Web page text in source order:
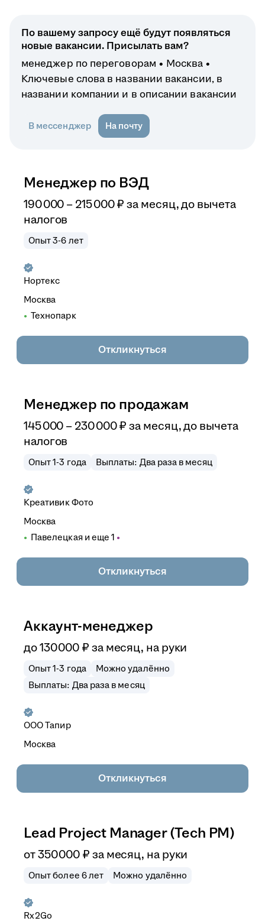
По вашему запросу ещё будут появляться
новые вакансии. Присылать вам?
менеджер по переговорам
Москва
Ключевые слова в названии вакансии, в
названии компании и в описании вакансии
В мессенджер На почту
Менеджер по ВЭД
190 000 – 215 000₽ за месяц,до вычета
налогов
Опыт 3-6 лет
Нортекс
Москва
Технопарк
Откликнуться
Менеджер по продажам
145 000 – 230 000₽ за месяц,до вычета
налогов
Опыт 1-3 года Выплаты: Два раза в месяц
Креативик Фото
Москва
Павелецкая и еще 1
Откликнуться
Аккаунт-менеджер
до130 000 ₽ за месяц, на руки
Опыт 1-3 года
Можно удалённо
Выплаты: Два раза в месяц
ОООТапир
Москва
Откликнуться
Lead Project Manager (Tech PM)
от350 000 ₽ за месяц, на руки
Опыт более 6 лет Можно удалённо
Rx2Go